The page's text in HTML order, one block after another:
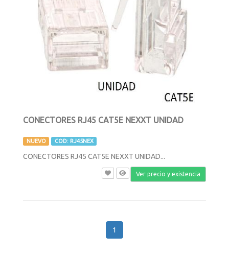
CONECTORES RJ45 CAT5E NEXXT UNIDAD
NUEVO COD: RJ45NEX
CONECTORES RJ45 CAT5E NEXXT UNIDAD...
Ver precio y existencia
1